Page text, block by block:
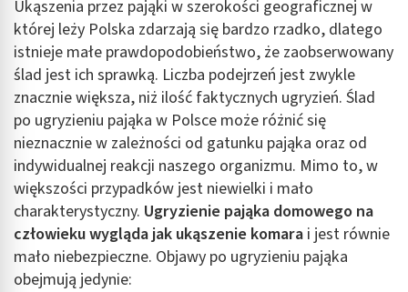
Ukąszenia przez pająki w szerokości geograficznej w
której leży Polska zdarzają się bardzo rzadko, dlatego
istnieje małe prawdopodobieństwo, że zaobserwowany
ślad jest ich sprawką. Liczba podejrzeń jest zwykle
znacznie większa, niż ilość faktycznych ugryzień. Ślad
po ugryzieniu pająka w Polsce może różnić się
nieznacznie w zależności od gatunku pająka oraz od
indywidualnej reakcji naszego organizmu. Mimo to, w
większości przypadków jest niewielki i mało
charakterystyczny. Ugryzienie pająka domowego na
człowieku wygląda jak ukąszenie komara i jest równie
mało niebezpieczne. Objawy po ugryzieniu pająka
obejmują jedynie: